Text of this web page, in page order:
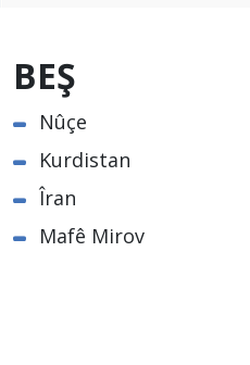
BEŞ
Nûçe
Kurdistan
Îran
Mafê Mirov